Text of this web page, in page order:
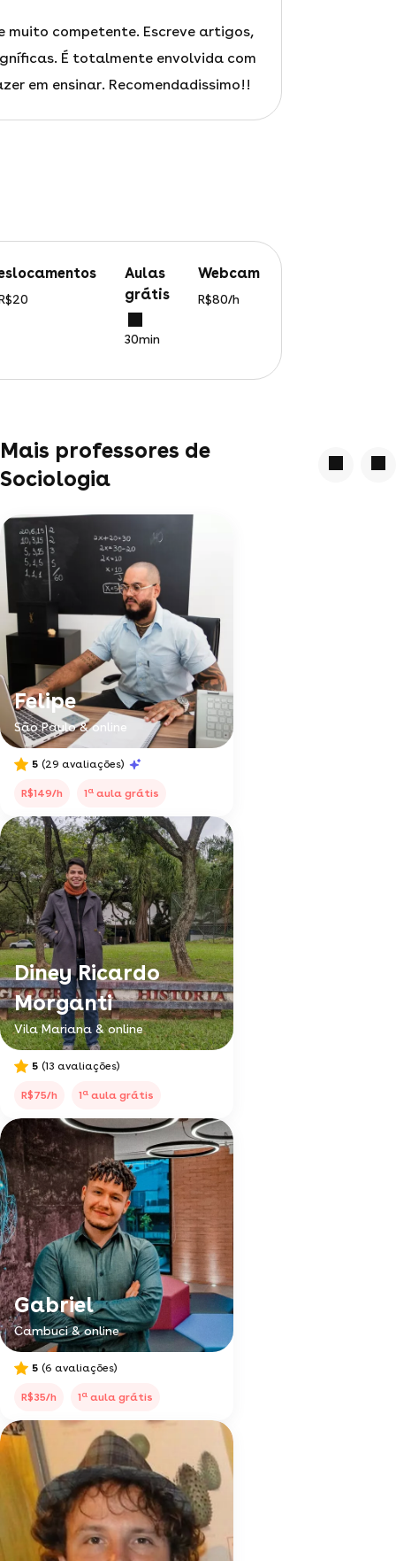
muito competente. Escreve artigos,
É totalmente envolvida com
em ensinar. Recomendadissimo!!
aulas
grátis
30min
webcam
R$80/h
Mais professores de
Sociologia
Felipe
São Paulo & online
5 (29 avaliações)
R$149/h 1a aula grátis
Diney Ricardo
Morganti
Vila Mariana & online
5 (13 avaliações)
R$75/h 1a aula grátis
Gabriel
Cambuci & online
5 (6 avaliações)
R$35/h 1a aula grátis